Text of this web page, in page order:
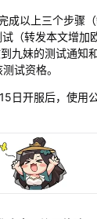
成以上三个步骤
（转发本文增加
九妹的测试通知
试资格。
日开服后，使用